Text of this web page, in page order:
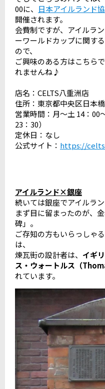
00に、 日本アイルランド
開催されます。
会費制ですが、アイルラ
ーワールドカップに関す
ので、
ご興味のある方はこちら
れませんね♪
店名：CELTS八重洲店
住所：東京都中央区日本
営業時間：月～土 14：00
23：30）
定休日：なし
公式サイト： https://
アイルランド×銀座
続いては銀座でアイルラ
まず目に留まったのが、
碑」。
ご存知の方もいらっしゃ
は、
煉瓦街の設計者は、 イギ
ス・ウォートルス（
れています。